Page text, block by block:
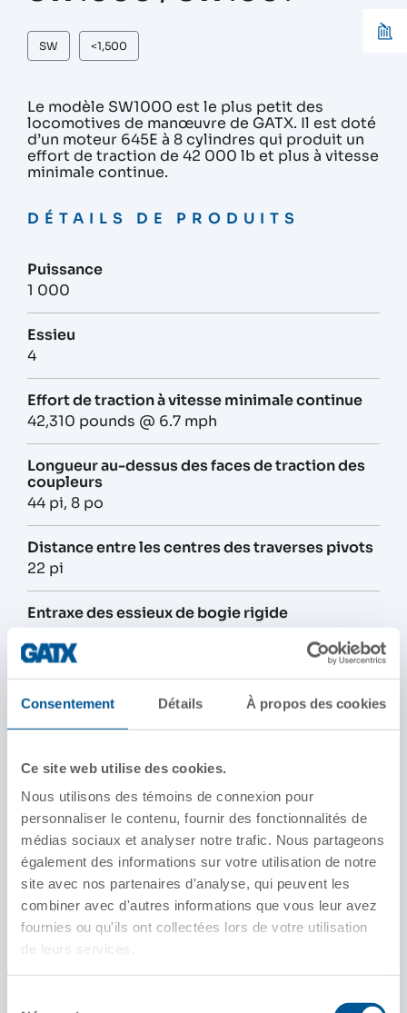
Consentement Détails À propos des cookies
Ce site web utilise des cookies.
Nous utilisons des témoins de connexion pour
personnaliser le contenu, fournir des fonctionnalités de
médias sociaux et analyser notre trafic. Nous partageons
également des informations sur votre utilisation de notre
site avec nos partenaires d'analyse, qui peuvent les
combiner avec d'autres informations que vous leur avez
fournies ou qu'ils ont collectées lors de votre utilisation
de leurs services.
SW <1,500
Le modèle SW1000 est le plus petit des
locomotives de manœuvre de GATX. Il est doté
d’un moteur 645E à 8 cylindres qui produit un
effort de traction de 42 000 lb et plus à vitesse
minimale continue.
DÉTAILS DE PRODUITS
Puissance
1 000
Essieu
4
Effort de traction à vitesse minimale continue
42,310 pounds @ 6.7 mph
Longueur au-dessus des faces de traction des
coupleurs
44 pi, 8 po
Distance entre les centres des traverses pivots
22 pi
Entraxe des essieux de bogie rigide
Largeur au-dessus des poignées
10 pi, 6 3/4 po
14 pi, 3 po
Diamètre des roues
Capacité en carburant
600 gallons
Moteur
Roots